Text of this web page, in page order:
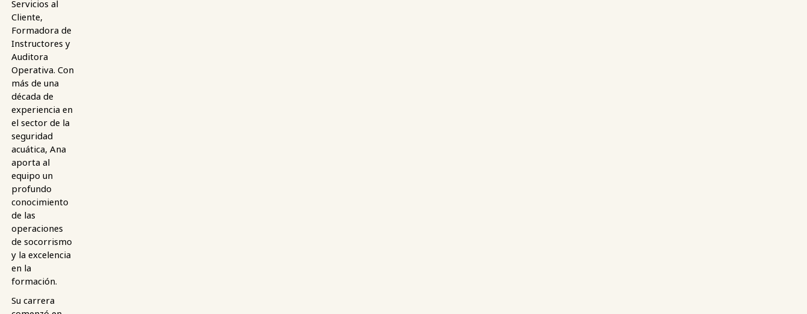
Servicios al
Cliente,
Formadora de
Instructores y
Auditora
Operativa. Con
más de una
década de
experiencia en
el sector de la
seguridad
acuática, Ana
aporta al
equipo un
profundo
conocimiento
de las
operaciones
de socorrismo
y la excelencia
en la
formación.
Su carrera